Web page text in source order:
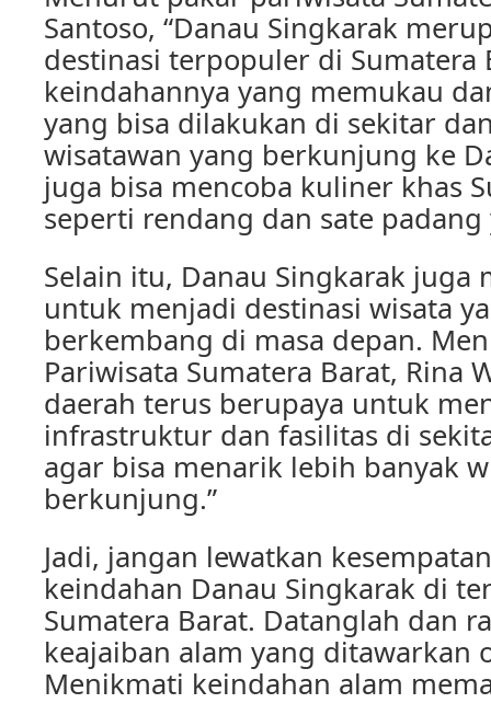
Santoso, “Danau Singkarak
destinasi terpopuler di Sumatera
keindahannya yang memukau
yang bisa dilakukan di sekitar
wisatawan yang berkunjung ke
juga bisa mencoba kuliner khas
seperti rendang dan sate padang
Selain itu, Danau Singkarak juga
untuk menjadi destinasi wisata
berkembang di masa depan.
Pariwisata Sumatera Barat, Rina
daerah terus berupaya untuk
infrastruktur dan fasilitas di
agar bisa menarik lebih banyak
berkunjung.”
Jadi, jangan lewatkan
keindahan Danau Singkarak di
Sumatera Barat. Datanglah dan
keajaiban alam yang ditawarkan
Menikmati keindahan alam